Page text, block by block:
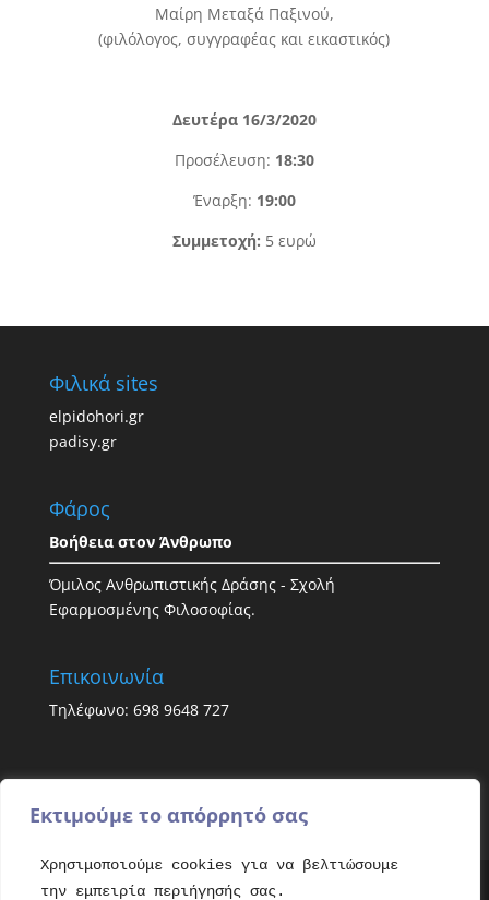
Εκτιμούμε το απόρρητό σας
Χρησιμοποιούμε cookies για να βελτιώσουμε
την εμπειρία περιήγησής σας.
Μαίρη Μεταξά Παξινού,
(φιλόλογος, συγγραφέας και εικαστικός)
Δευτέρα 16/3/2020
Προσέλευση: 18:30
Έναρξη: 19:00
Συμμετοχή: 5 ευρώ
Φιλικά sites
elpidohori.gr
padisy.gr
Φάρος
Βοήθεια στον Άνθρωπο
Όμιλος Ανθρωπιστικής Δράσης - Σχολή
Εφαρμοσμένης Φιλοσοφίας.
Επικοινωνία
Τηλέφωνο: 698 9648 727